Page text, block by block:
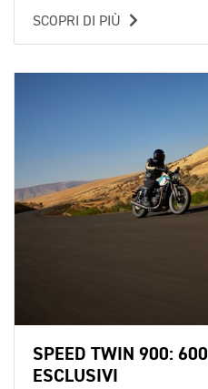
SCOPRI DI PIÙ
SPEED TWIN 900:
ESCLUSIVI